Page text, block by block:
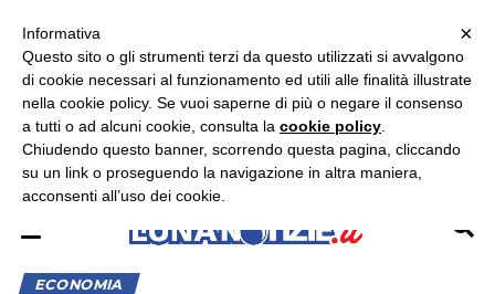
ASCOLTA RADIO LUNA
ECONOMIA
×
×
Informativa
Questo sito o gli strumenti terzi da questo utilizzati si avvalgono
di cookie necessari al funzionamento ed utili alle finalità illustrate
nella cookie policy. Se vuoi saperne di più o negare il consenso
a tutti o ad alcuni cookie, consulta la cookie policy
Chiudendo questo banner, scorrendo questa pagina, cliccando
su un link o proseguendo la navigazione in altra maniera,
acconsenti all’uso dei cookie.